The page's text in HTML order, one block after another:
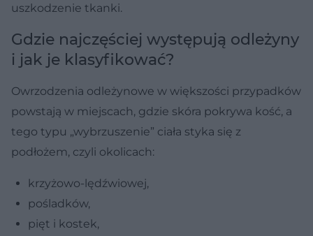
uszkodzenie tkanki.
Gdzie najczęściej występują odleżyny
i jak je klasyfikować?
Owrzodzenia odleżynowe w większości przypadków
powstają w miejscach, gdzie skóra pokrywa kość, a
tego typu „wybrzuszenie” ciała styka się z
podłożem, czyli okolicach:
krzyżowo-lędźwiowej,
pośladków,
pięt i kostek,